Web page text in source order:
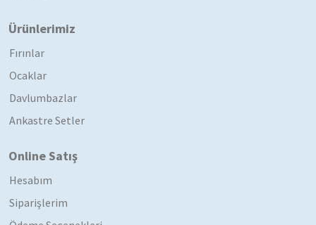
Ürünlerimiz
Fırınlar
Ocaklar
Davlumbazlar
Ankastre Setler
Online Satış
Hesabım
Siparişlerim